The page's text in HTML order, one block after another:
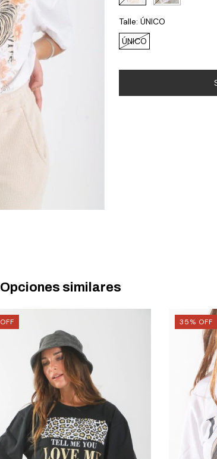
Talle: ÚNICO
ÚNICO
Opciones similares
OFF 35% OFF